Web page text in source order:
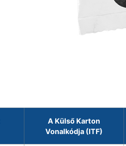
A Külső Karton
Vonalkódja (ITF)